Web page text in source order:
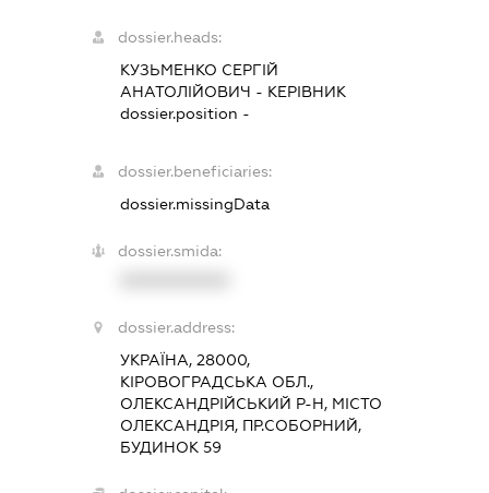
dossier.heads:
КУЗЬМЕНКО СЕРГІЙ
АНАТОЛІЙОВИЧ - КЕРІВНИК
dossier.position -
dossier.beneficiaries:
dossier.missingData
dossier.smida:
dossier.address:
УКРАЇНА, 28000,
КІРОВОГРАДСЬКА ОБЛ.,
ОЛЕКСАНДРІЙСЬКИЙ Р-Н, МІСТО
ОЛЕКСАНДРІЯ, ПР.СОБОРНИЙ,
БУДИНОК 59